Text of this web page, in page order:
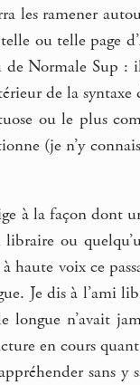
les ramener
ou telle page
Normale Sup :
de la syntaxe
ou le plus
(je n’y
à la façon dont
ou
haute voix ce
Je dis à l’ami
n’avait
en cours quant
sans y